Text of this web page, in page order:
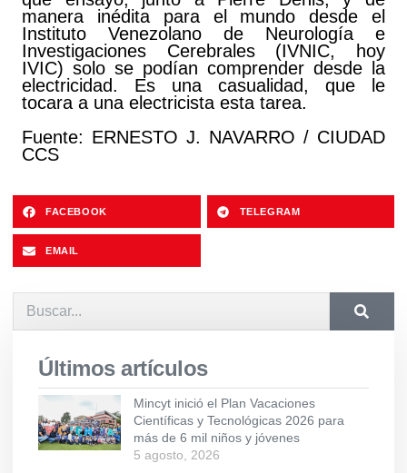
manera inédita para el mundo desde el
Instituto Venezolano de Neurología e
Investigaciones Cerebrales (IVNIC, hoy
IVIC) solo se podían comprender desde la
electricidad. Es una casualidad, que le
tocara a una electricista esta tarea.
Fuente: ERNESTO J. NAVARRO / CIUDAD
CCS
FACEBOOK TELEGRAM
EMAIL
Últimos artículos
Mincyt inició el Plan Vacaciones
Científicas y Tecnológicas 2026 para
más de 6 mil niños y jóvenes
5 agosto, 2026